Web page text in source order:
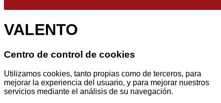
VALENTO
Centro de control de cookies
Utilizamos cookies, tanto propias como de terceros, para
mejorar la experiencia del usuario, y para mejorar nuestros
servicios mediante el análisis de su navegación.